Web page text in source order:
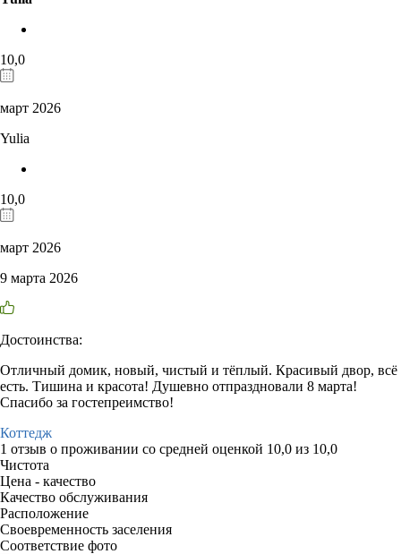
10,0
март 2026
Yulia
10,0
март 2026
9 марта 2026
Достоинства:
Отличный домик, новый, чистый и тёплый. Красивый двор, всё
есть. Тишина и красота! Душевно отпраздновали 8 марта!
Спасибо за гостепреимство!
Коттедж
1 отзыв о проживании со средней оценкой 10,0 из 10,0
Чистота
Цена - качество
Качество обслуживания
Расположение
Своевременность заселения
Соответствие фото